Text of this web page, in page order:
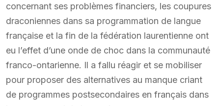
concernant ses problèmes financiers, les coupures
draconiennes dans sa programmation de langue
française et la fin de la fédération laurentienne ont
eu l’effet d’une onde de choc dans la communauté
franco-ontarienne. Il a fallu réagir et se mobiliser
pour proposer des alternatives au manque criant
de programmes postsecondaires en français dans